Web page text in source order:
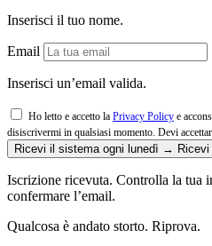
Inserisci il tuo nome.
Email
Inserisci un’email valida.
Ho letto e accetto la Privacy Policy e
disiscrivermi in qualsiasi momento.
Devi
Ricevi il sistema ogni lunedì →
Iscrizione ricevuta. Controlla la tua
confermare l’email.
Qualcosa è andato storto. Riprova.